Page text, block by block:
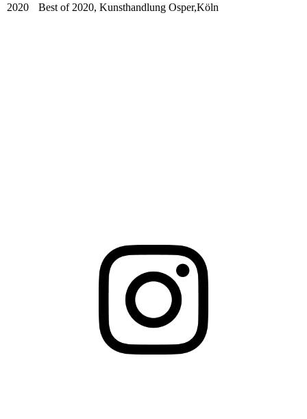
2020
Best of 2020, Kunsthandlung Osper,Köln